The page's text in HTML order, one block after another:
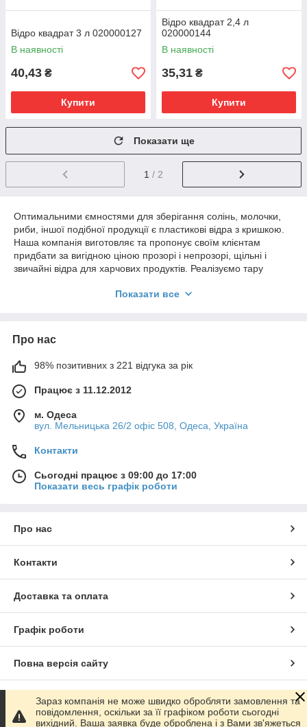
Відро квадрат 3 л 020000127
В наявності
40,43 ₴
Купити
Відро квадрат 2,4 л
020000144
В наявності
35,31 ₴
Купити
Показати ще
1 / 2
Оптимальними ємностями для зберігання солінь, молочки,
риби, іншої подібної продукції є пластикові відра з кришкою.
Наша компанія виготовляє та пропонує своїм клієнтам
придбати за вигідною ціною прозорі і непрозорі, щільні і
звичайні відра для харчових продуктів. Реалізуємо тару
можливість замовити відра потрібного кольору і об'єму в
Прозорі і непрозорі щільні відра з
кришками і без
продуктів доступно увазі відвідувачів нашого сайту. Тут ви
знайдете такі ємності:
прозорі;
щільні;
закривається і дозволяє зберігати у відрі різні рідини або рідкі
суміші, не боячись пролити їх при транспортуванні. Ви
можете самостійно підібрати ємність по зовнішньому вигляду
використовувати пластикове відро з кришкою. Відповідаємо
на дзвінки, консультуємо з будь-яких питань з понеділка по
п'ятницю. Всі вироби виготовляються з харчового матеріалу
Якісні пластикові відра для харчових
продуктів
Показати все
Про нас
98% позитивних з 221 відгука за рік
Працює з 11.12.2012
м. Одеса
вул. Мельницька 26/2 офіс 508, Одеса, Україна
Контакти
Сьогодні працює з 09:00 до 17:00
Показати весь графік роботи
Про нас
Контакти
Доставка та оплата
Графік роботи
Повна версія сайту
Сайт створено на маркетплейсі Prom.ua
Зараз компанія не може швидко обробляти замовлення та
повідомлення, оскільки за її графіком роботи сьогодні
вихідний. Ваша заявка буде оброблена і з Вами зв'яжеться